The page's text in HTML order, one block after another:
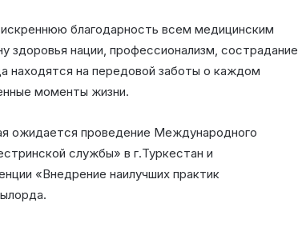
благодарность всем медицинским
здоровья нации, профессионализм, сострадание
находятся на передовой заботы о каждом
моменты жизни.
ожидается проведение Международного
службы» в г.Туркестан и
«Внедрение наилучших практик